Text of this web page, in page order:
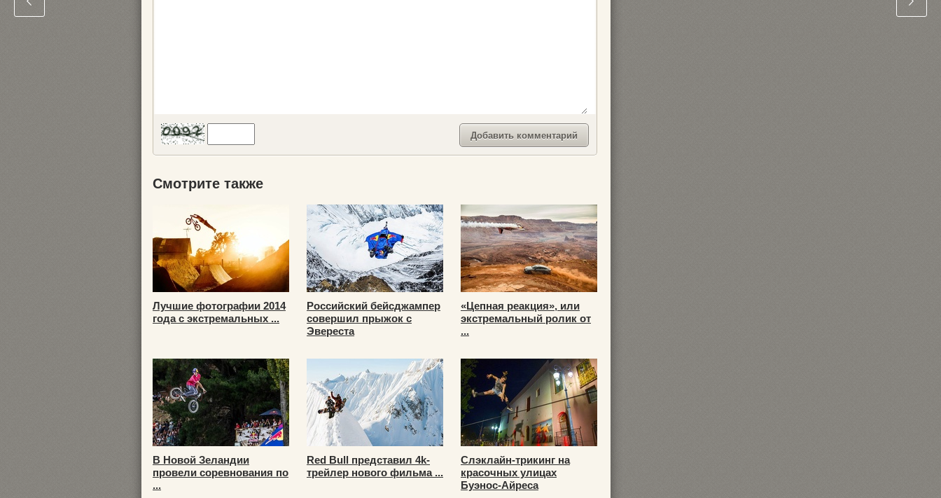
Смотрите также
Лучшие фотографии 2014
года с экстремальных ...
Российский бейсджампер
совершил прыжок с
Эвереста
«Цепная реакция», или
экстремальный ролик от
...
В Новой Зеландии
провели соревнования по
...
Red Bull представил 4k-
трейлер нового фильма ...
Слэклайн-трикинг на
красочных улицах
Буэнос-Айреса